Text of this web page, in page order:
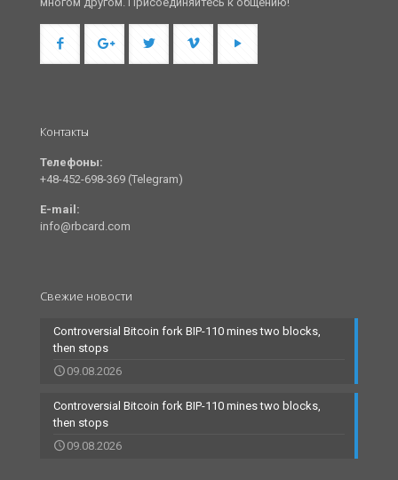
Контакты
Телефоны:
+48-452-698-369 (Telegram)
E-mail:
info@rbcard.com
Свежие новости
Controversial Bitcoin fork BIP-110 mines two blocks,
then stops
09.08.2026
Controversial Bitcoin fork BIP-110 mines two blocks,
then stops
09.08.2026